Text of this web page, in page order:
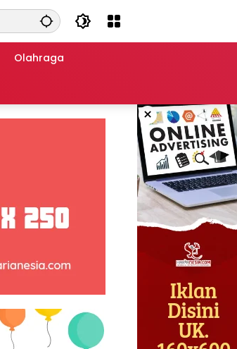
Olahraga
×